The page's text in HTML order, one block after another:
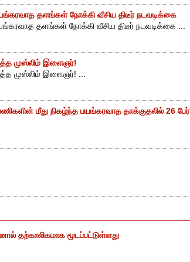
தளங்கள் நோக்கி வீசிய திடீர் நடவடிக்கை
தளங்கள் நோக்கி வீசிய திடீர் நடவடிக்கை ...
முஸ்லிம் இளைஞர்!
முஸ்லிம் இளைஞர்! ...
மீது நிகழ்ந்த பயங்கரவாத தாக்குதலில் 26 பேர்
தற்காலிகமாக மூடப்பட்டுள்ளது